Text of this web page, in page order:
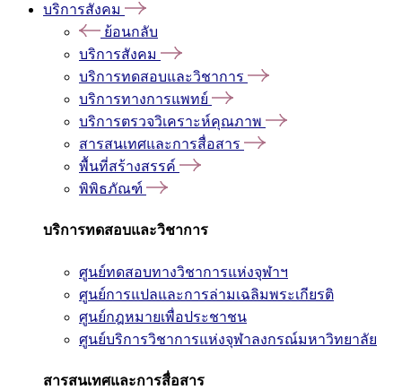
บริการสังคม
ย้อนกลับ
บริการสังคม
บริการทดสอบและวิชาการ
บริการทางการแพทย์
บริการตรวจวิเคราะห์คุณภาพ
สารสนเทศและการสื่อสาร
พื้นที่สร้างสรรค์
พิพิธภัณฑ์
บริการทดสอบและวิชาการ
ศูนย์ทดสอบทางวิชาการแห่งจุฬาฯ
ศูนย์การแปลและการล่ามเฉลิมพระเกียรติ
ศูนย์กฎหมายเพื่อประชาชน
ศูนย์บริการวิชาการแห่งจุฬาลงกรณ์มหาวิทยาลัย
สารสนเทศและการสื่อสาร